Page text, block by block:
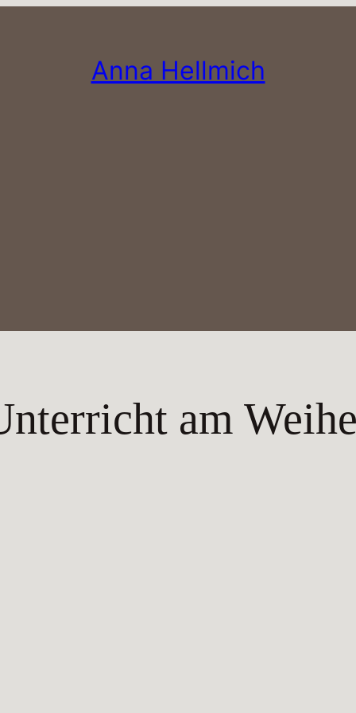
Anna Hellmich
am